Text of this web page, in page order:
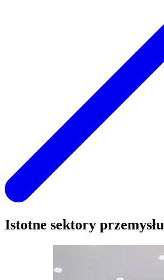
Istotne sektory przemysłu